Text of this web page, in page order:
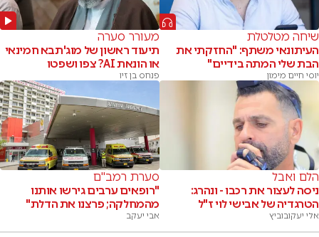
שיחה מטלטלת
העיתונאי משתף: "החזקתי את
הבת שלי המתה בידיים"
יוסי חיים מימון
מעורר סערה
תיעוד ראשון של מוג'תבא חמינאי
או הונאת AI? צפו ושפטו
פנחס בן זיו
הלם ואבל
ניסה לעצור את רכבו - ונהרג:
הטרגדיה של אבישי לוי ז"ל
אלי יעקובוביץ
סערת רמב"ם
"רופאים ערבים גירשו אותנו
מהמחלקה; פרצנו את הדלת"
אבי יעקב